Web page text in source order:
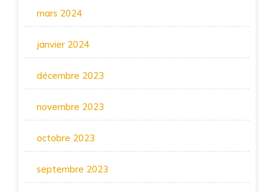
mars 2024
janvier 2024
décembre 2023
novembre 2023
octobre 2023
septembre 2023